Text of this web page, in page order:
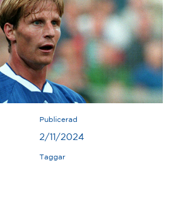
Publicerad
2/11/2024
Taggar